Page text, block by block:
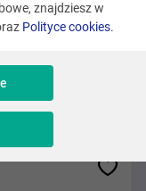
znajdziesz w
Polityce cookies.